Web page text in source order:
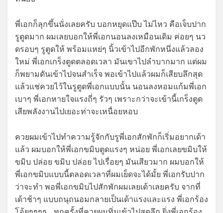
พี่เอกก็ลุกขึ้นนั่งเลยครับ บอกหยุดแป๊บ ไม่ไหว คือเจ็บปาก
รูตูดมาก ผมเลยบอกให้พี่เอกนอนลงเหมือนเดิม ค่อยๆ นว
ดรอบๆ รูตูดให้ พร้อมแหย่ๆ นิ้วเข้าไปอีกพักหนึ่งแล้วลอง
ใหม่ พี่เอกเกร็งตูดตลอดเวลา มันเขาไปลำบากมาก แต่ผม
ก็พยามดันเข้าไปจนสำเร็จ พอเข้าไปแล้วผมก็เสียบลึกสุด
แล้วแช่ควยไว้ในรูตูดพี่เอกแบบนั้น นอนลงหอมแก้มพี่เอก
เบาๆ พี่เอกหายใจแรงถี่ๆ รัวๆ เพราะกว่าจะเข้านี้เกร็งตูด
เสียพลังงานไปเยอะท่าจะเหนื่อยหอบ
ควยผมเข้าไปทำความรู้จักกับรูพี่เอกสักพักก็เริ่มอยากเด้า
แล้ว ผมบอกให้พี่เอกขมิบตูดแรงๆ หน่อย พี่เอกเลยขมิบให้
ขมิบ ปล่อย ขมิบ ปล่อย ไปเรื่อยๆ มันเสียวมาก ผมบอกให้
พี่เอกขมิบแบบนี้ตลอดเวลาที่ผมเย็ดจะได้มั้ย พี่เอกรับปาก
ว่าจะทำ พอพี่เอกขมิบไปสักพักผมเลยเด้าเลยครับ จากที่
เด้าช้าๆ แบบถนุถนอมกลายเป็นเด้าแรงและแรง พี่เอกร้อง